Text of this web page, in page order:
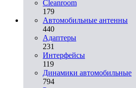
Cleanroom
179
Автомобильные антенны
440
Адаптеры
231
Интерфейсы
119
Динамики автомобильные
794